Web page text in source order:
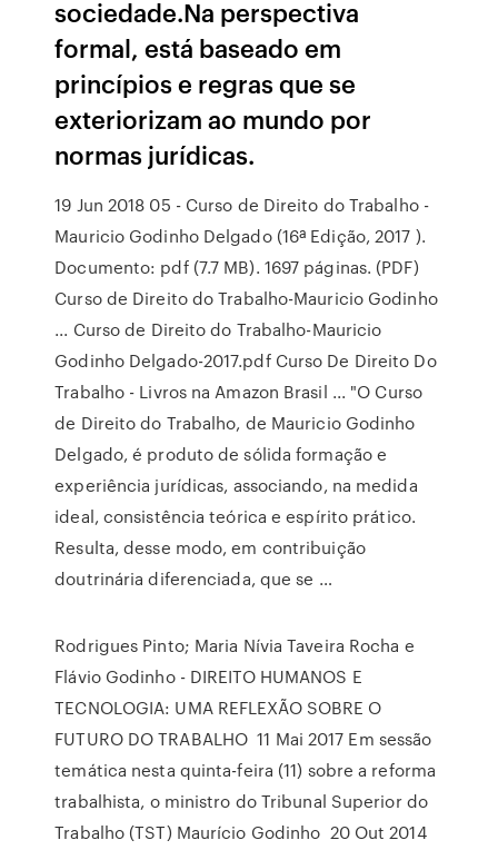
sociedade.Na perspectiva
formal, está baseado em
princípios e regras que se
exteriorizam ao mundo por
normas jurídicas.
19 Jun 2018 05 - Curso de Direito do Trabalho -
Mauricio Godinho Delgado (16ª Edição, 2017 ).
Documento: pdf (7.7 MB). 1697 páginas. (PDF)
Curso de Direito do Trabalho-Mauricio Godinho
... Curso de Direito do Trabalho-Mauricio
Godinho Delgado-2017.pdf Curso De Direito Do
Trabalho - Livros na Amazon Brasil ... "O Curso
de Direito do Trabalho, de Mauricio Godinho
Delgado, é produto de sólida formação e
experiência jurídicas, associando, na medida
ideal, consistência teórica e espírito prático.
Resulta, desse modo, em contribuição
doutrinária diferenciada, que se …
Rodrigues Pinto; Maria Nívia Taveira Rocha e
Flávio Godinho - DIREITO HUMANOS E
TECNOLOGIA: UMA REFLEXÃO SOBRE O
FUTURO DO TRABALHO 11 Mai 2017 Em sessão
temática nesta quinta-feira (11) sobre a reforma
trabalhista, o ministro do Tribunal Superior do
Trabalho (TST) Maurício Godinho 20 Out 2014